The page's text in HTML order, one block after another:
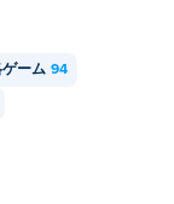
ゲーム 94